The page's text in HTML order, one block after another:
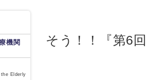
そう！！『第6
機関
Elderly